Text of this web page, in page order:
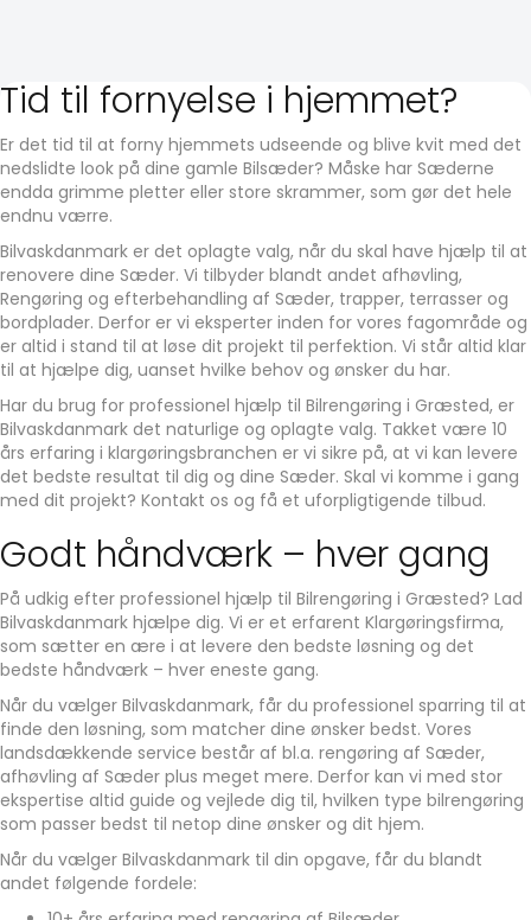
Tid til fornyelse i hjemmet?
Er det tid til at forny hjemmets udseende og blive kvit med det
nedslidte look på dine gamle Bilsæder? Måske har Sæderne
endda grimme pletter eller store skrammer, som gør det hele
endnu værre.
Bilvaskdanmark er det oplagte valg, når du skal have hjælp til at
renovere dine Sæder. Vi tilbyder blandt andet afhøvling,
Rengøring og efterbehandling af Sæder, trapper, terrasser og
bordplader. Derfor er vi eksperter inden for vores fagområde og
er altid i stand til at løse dit projekt til perfektion. Vi står altid klar
til at hjælpe dig, uanset hvilke behov og ønsker du har.
Har du brug for professionel hjælp til Bilrengøring i Græsted, er
Bilvaskdanmark det naturlige og oplagte valg. Takket være 10
års erfaring i klargøringsbranchen er vi sikre på, at vi kan levere
det bedste resultat til dig og dine Sæder. Skal vi komme i gang
med dit projekt? Kontakt os og få et uforpligtigende tilbud.
Godt håndværk – hver gang
På udkig efter professionel hjælp til Bilrengøring i Græsted? Lad
Bilvaskdanmark hjælpe dig. Vi er et erfarent Klargøringsfirma,
som sætter en ære i at levere den bedste løsning og det
bedste håndværk – hver eneste gang.
Når du vælger Bilvaskdanmark, får du professionel sparring til at
finde den løsning, som matcher dine ønsker bedst. Vores
landsdækkende service består af bl.a. rengøring af Sæder,
afhøvling af Sæder plus meget mere. Derfor kan vi med stor
ekspertise altid guide og vejlede dig til, hvilken type bilrengøring
som passer bedst til netop dine ønsker og dit hjem.
Når du vælger Bilvaskdanmark til din opgave, får du blandt
andet følgende fordele: